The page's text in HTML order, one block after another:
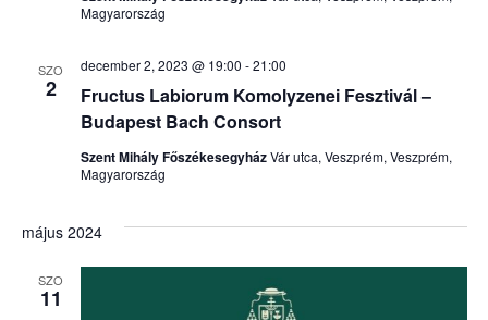
Magyarország
SZO
2
Fructus Labiorum Komolyzenei Fesztivál –
Budapest Bach Consort
december 2, 2023 @ 19:00 -21:00
Szent Mihály FőszékesegyházVár utca, Veszprém, Veszprém,
Magyarország
május 2024
SZO
11